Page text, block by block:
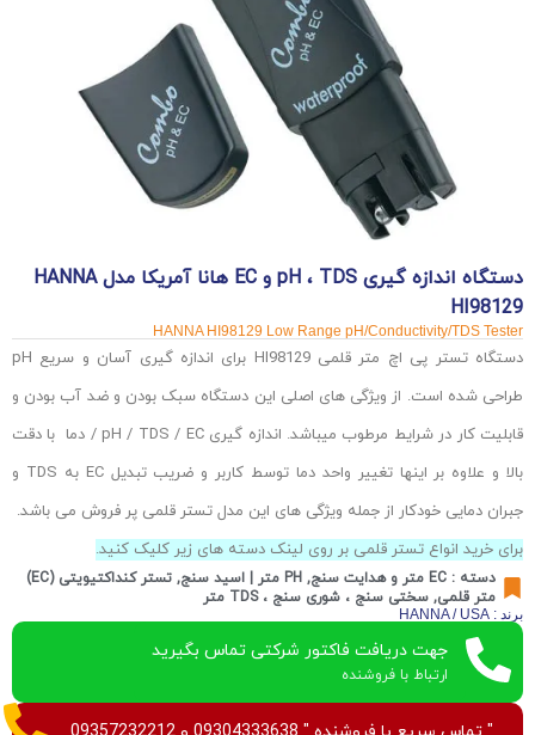
دستگاه اندازه گیری pH ، TDS و EC هانا آمریکا مدل HANNA
HI98129
HANNA HI98129 Low Range pH/Conductivity/TDS Tester
دستگاه تستر پی اچ متر قلمی HI98129 برای اندازه گیری آسان و سریع pH
طراحی شده است. از ویژگی های اصلی این دستگاه سبک بودن و ضد آب بودن و
قابلیت کار در شرایط مرطوب میباشد. اندازه گیری pH / TDS / EC / دما با دقت
بالا و علاوه بر اینها تغییر واحد دما توسط کاربر و ضریب تبدیل EC به TDS و
جبران دمایی خودکار از جمله ویژگی های این مدل تستر قلمی پر فروش می باشد.
برای خرید انواع تستر قلمی بر روی لینک دسته های زیر کلیک کنید.
دسته : EC متر و هدایت سنج , PH متر | اسید سنج ,
تستر کنداکتیویتی (EC)
متر قلمی, سختی سنج ، شوری سنج ، TDS متر
برند : HANNA / USA
جهت دریافت فاکتور شرکتی تماس بگیرید
ارتباط با فروشنده